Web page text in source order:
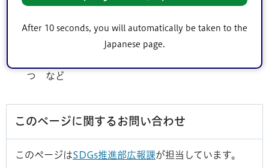
After 10 seconds, you will automatically be taken to the
Japanese page.
ネージャー、岡田 一平（おかだいっぺい）選手 ほ
つ など
このページに関するお問い合わせ
このページはSDGs推進部広報課が担当しています。